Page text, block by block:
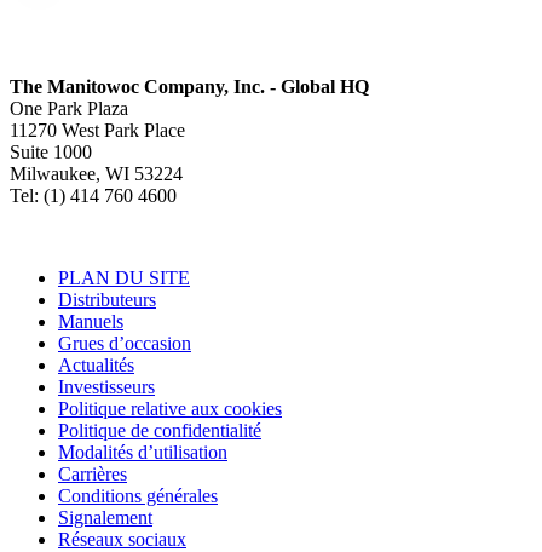
The Manitowoc Company, Inc. - Global HQ
One Park Plaza
11270 West Park Place
Suite 1000
Milwaukee, WI 53224
Tel: (1) 414 760 4600
PLAN DU SITE
Distributeurs
Manuels
Grues d’occasion
Actualités
Investisseurs
Politique relative aux cookies
Politique de confidentialité
Modalités d’utilisation
Carrières
Conditions générales
Signalement
Réseaux sociaux